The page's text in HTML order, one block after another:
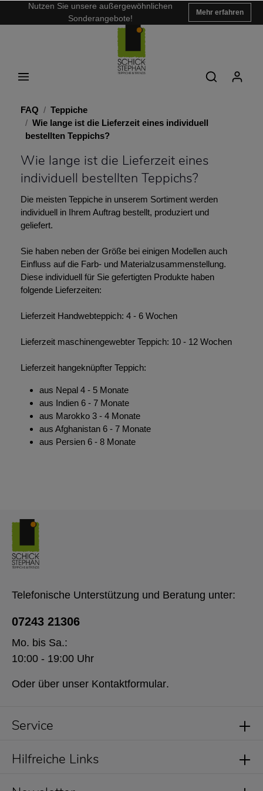
Nutzen Sie unsere außergewöhnlichen
Sonderangebote!
Mehr erfahren
FAQ
Teppiche
Wie lange ist die Lieferzeit eines individuell
bestellten Teppichs?
Wie lange ist die Lieferzeit eines
individuell bestellten Teppichs?
Die meisten Teppiche in unserem Sortiment werden
individuell in Ihrem Auftrag bestellt, produziert und
geliefert.
Sie haben neben der Größe bei einigen Modellen auch
Einfluss auf die Farb- und Materialzusammenstellung.
Diese individuell für Sie gefertigten Produkte haben
folgende Lieferzeiten:
Lieferzeit Handwebteppich: 4 - 6 Wochen
Lieferzeit maschinengewebter Teppich: 10 - 12 Wochen
Lieferzeit hangeknüpfter Teppich:
aus Nepal 4 - 5 Monate
aus Indien 6 - 7 Monate
aus Marokko 3 - 4 Monate
aus Afghanistan 6 - 7 Monate
aus Persien 6 - 8 Monate
Service
Telefonische Unterstützung und Beratung unter:
07243 21306
Mo. bis Sa.:
10:00 - 19:00 Uhr
Oder über unser Kontaktformular.
Hilfreiche Links